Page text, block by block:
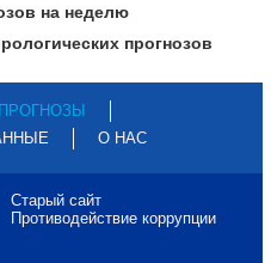
на неделю
прогнозов
ПРОГНОЗЫ
О НАС
Старый сайт
Противодействие коррупции